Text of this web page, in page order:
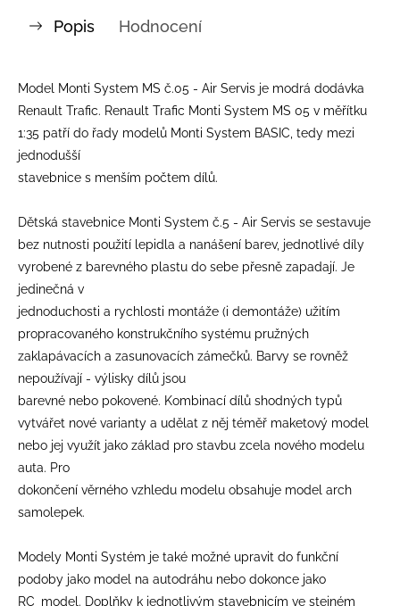
Popis Hodnocení
Model Monti System MS č.05 - Air Servis je modrá dodávka
Renault Trafic. Renault Trafic Monti System MS 05 v měřítku
1:35 patří do řady modelů Monti System BASIC, tedy mezi
jednodušší
stavebnice s menším počtem dílů.
Dětská stavebnice Monti System č.5 - Air Servis se sestavuje
bez nutnosti použití lepidla a nanášení barev, jednotlivé díly
vyrobené z barevného plastu do sebe přesně zapadají. Je
jedinečná v
jednoduchosti a rychlosti montáže (i demontáže) užitím
propracovaného konstrukčního systému pružných
zaklapávacích a zasunovacích zámečků. Barvy se rovněž
nepoužívají - výlisky dílů jsou
barevné nebo pokovené. Kombinací dílů shodných typů
vytvářet nové varianty a udělat z něj téměř maketový model
nebo jej využít jako základ pro stavbu zcela nového modelu
auta. Pro
dokončení věrného vzhledu modelu obsahuje model arch
samolepek.
Modely Monti Systém je také možné upravit do funkční
podoby jako model na autodráhu nebo dokonce jako
RC_model. Doplňky k jednotlivým stavebnicím ve stejném